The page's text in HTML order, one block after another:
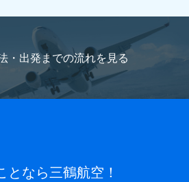
・出発までの流れを見る
となら三鶴航空！